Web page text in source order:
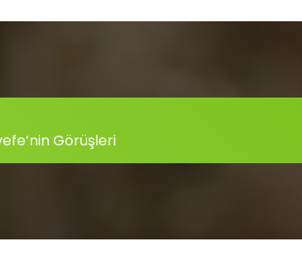
Görüşleri